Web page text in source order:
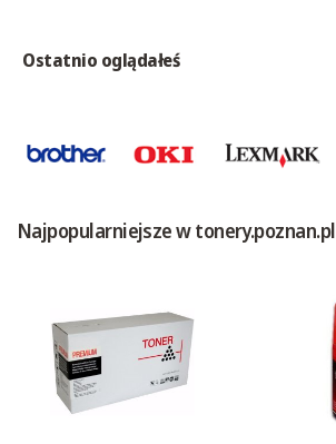
Ostatnio oglądałeś
Najpopularniejsze w tonery.poznan.pl